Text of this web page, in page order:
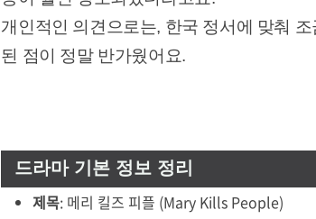
개인적인 의견으로는, 한국 정서에 맞춰
된 점이 정말 반가웠어요.
드라마 기본 정보 정리
제목: 메리 킬즈 피플 (Mary Kills People)